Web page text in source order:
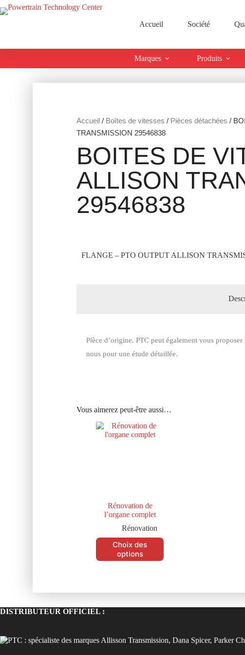
Accueil Société
Marques Produits
Accueil / Boîtes de vitesses / Pièces détachées /
TRANSMISSION 29546838
BOITES DE
ALLISON
29546838
FLANGE – PTO OUTPUT ALLISON
Pièce d’origine. PTC peut également vous
nous pour une étude détaillée.
Vous aimerez peut-être aussi…
Rénovation de
l’organe complet
Rénovation
Choix des
options
DISTRIBUTEUR OFFICIEL :